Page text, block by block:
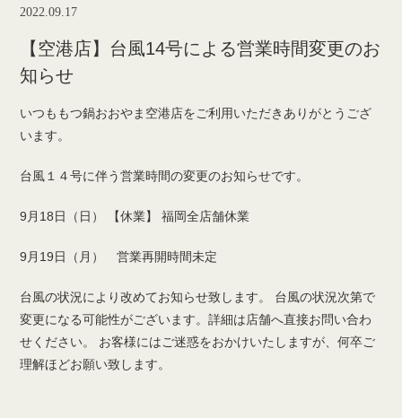
2022.09.17
【空港店】台風14号による営業時間変更のお
知らせ
いつももつ鍋おおやま空港店をご利用いただきありがとうござ
います。
台風１４号に伴う営業時間の変更のお知らせです。
9月18日（日） 【休業】 福岡全店舗休業
9月19日（月） 営業再開時間未定
台風の状況により改めてお知らせ致します。 台風の状況次第で
変更になる可能性がございます。詳細は店舗へ直接お問い合わ
せください。 お客様にはご迷惑をおかけいたしますが、何卒ご
理解ほどお願い致します。